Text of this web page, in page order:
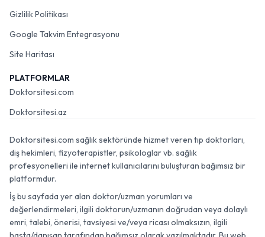
Gizlilik Politikası
Google Takvim Entegrasyonu
Site Haritası
PLATFORMLAR
Doktorsitesi.com
Doktorsitesi.az
Doktorsitesi.com sağlık sektöründe hizmet veren tıp doktorları,
diş hekimleri, fizyoterapistler, psikologlar vb. sağlık
profesyonelleri ile internet kullanıcılarını buluşturan bağımsız bir
platformdur.
İş bu sayfada yer alan doktor/uzman yorumları ve
değerlendirmeleri, ilgili doktorun/uzmanın doğrudan veya dolaylı
emri, talebi, önerisi, tavsiyesi ve/veya ricası olmaksızın, ilgili